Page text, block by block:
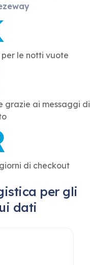
le notti vuote
grazie ai messaggi di
di checkout
per gli
dati